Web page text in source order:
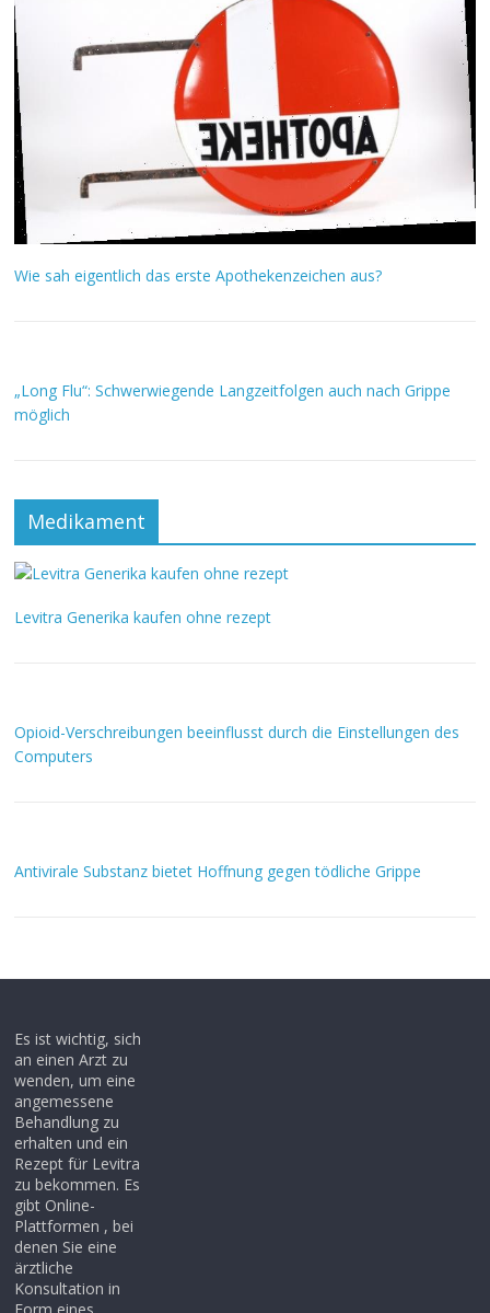
Wie sah eigentlich das erste Apothekenzeichen aus?
„Long Flu“: Schwerwiegende Langzeitfolgen auch nach Grippe
möglich
Medikament
Levitra Generika kaufen ohne rezept
Opioid-Verschreibungen beeinflusst durch die Einstellungen des
Computers
Antivirale Substanz bietet Hoffnung gegen tödliche Grippe
Es ist wichtig, sich
an einen Arzt zu
wenden, um eine
angemessene
Behandlung zu
erhalten und ein
Rezept für Levitra
zu bekommen. Es
gibt Online-
Plattformen , bei
denen Sie eine
ärztliche
Konsultation in